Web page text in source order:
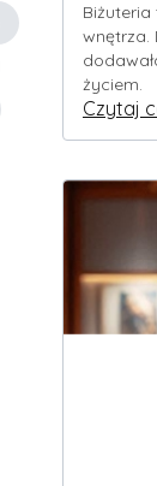
wnętrza.
życiem.
Czytaj